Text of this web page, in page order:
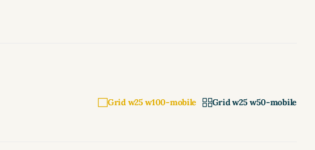
Grid w25 w100-mobile
Grid w25 w50-mobile